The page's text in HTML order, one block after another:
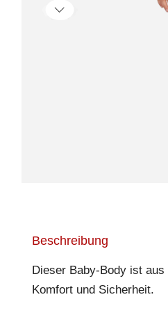
Beschreibung
Dieser Baby-Body ist
Komfort und Sicherheit.